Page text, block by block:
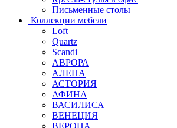
Письменные столы
Коллекции мебели
Loft
Quartz
Scandi
АВРОРА
АЛЕНА
АСТОРИЯ
АФИНА
ВАСИЛИСА
ВЕНЕЦИЯ
ВЕРОНА